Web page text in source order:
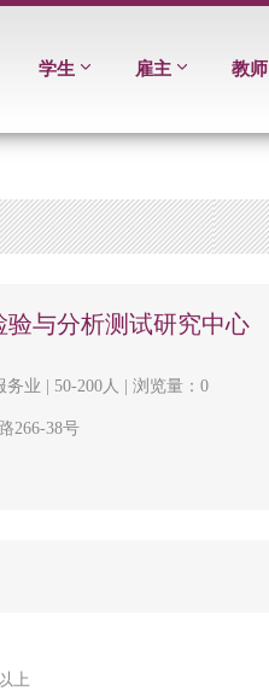
学生 雇主 教师
与分析测试研究中心
业 | 50-200人 | 浏览量：0
266-38号
上